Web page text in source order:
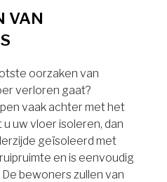
VAN
oorzaken van
verloren gaat?
vaak achter met het
uw vloer isoleren, dan
geïsoleerd met
en is eenvoudig
bewoners zullen van